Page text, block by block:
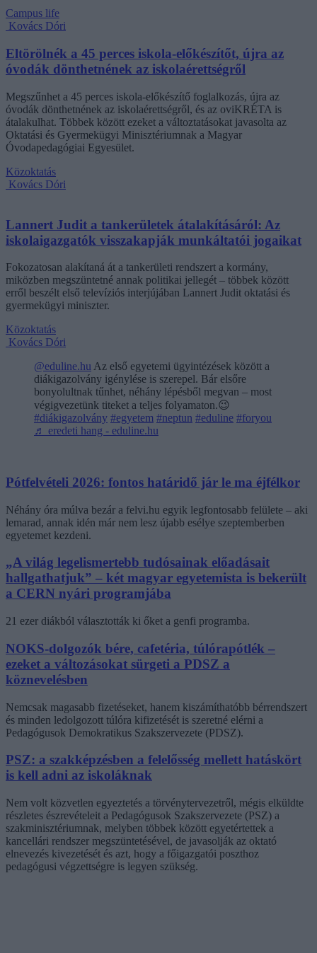
Campus life
Kovács Dóri
Eltörölnék a 45 perces iskola-előkészítőt, újra az
óvodák dönthetnének az iskolaérettségről
Megszűnhet a 45 perces iskola-előkészítő foglalkozás, újra az
óvodák dönthetnének az iskolaérettségről, és az oviKRÉTA is
átalakulhat. Többek között ezeket a változtatásokat javasolta az
Oktatási és Gyermekügyi Minisztériumnak a Magyar
Óvodapedagógiai Egyesület.
Közoktatás
Kovács Dóri
Lannert Judit a tankerületek átalakításáról: Az
iskolaigazgatók visszakapják munkáltatói jogaikat
Fokozatosan alakítaná át a tankerületi rendszert a kormány,
miközben megszüntetné annak politikai jellegét – többek között
erről beszélt első televíziós interjújában Lannert Judit oktatási és
gyermekügyi miniszter.
Közoktatás
Kovács Dóri
@eduline.hu Az első egyetemi ügyintézések között a
diákigazolvány igénylése is szerepel. Bár elsőre
bonyolultnak tűnhet, néhány lépésből megvan – most
végigvezetünk titeket a teljes folyamaton.😉
#diákigazolvány #egyetem #neptun #eduline #foryou
♬ eredeti hang - eduline.hu
Pótfelvételi 2026: fontos határidő jár le ma éjfélkor
Néhány óra múlva bezár a felvi.hu egyik legfontosabb felülete – aki
lemarad, annak idén már nem lesz újabb esélye szeptemberben
egyetemet kezdeni.
„A világ legelismertebb tudósainak előadásait
hallgathatjuk” – két magyar egyetemista is bekerült
a CERN nyári programjába
21 ezer diákból választották ki őket a genfi programba.
NOKS-dolgozók bére, cafetéria, túlórapótlék –
ezeket a változásokat sürgeti a PDSZ a
köznevelésben
Nemcsak magasabb fizetéseket, hanem kiszámíthatóbb bérrendszert
és minden ledolgozott túlóra kifizetését is szeretné elérni a
Pedagógusok Demokratikus Szakszervezete (PDSZ).
PSZ: a szakképzésben a felelősség mellett hatáskört
is kell adni az iskoláknak
Nem volt közvetlen egyeztetés a törvénytervezetről, mégis elküldte
részletes észrevételeit a Pedagógusok Szakszervezete (PSZ) a
szakminisztériumnak, melyben többek között egyetértettek a
kancellári rendszer megszüntetésével, de javasolják az oktató
elnevezés kivezetését és azt, hogy a főigazgatói poszthoz
pedagógusi végzettségre is legyen szükség.